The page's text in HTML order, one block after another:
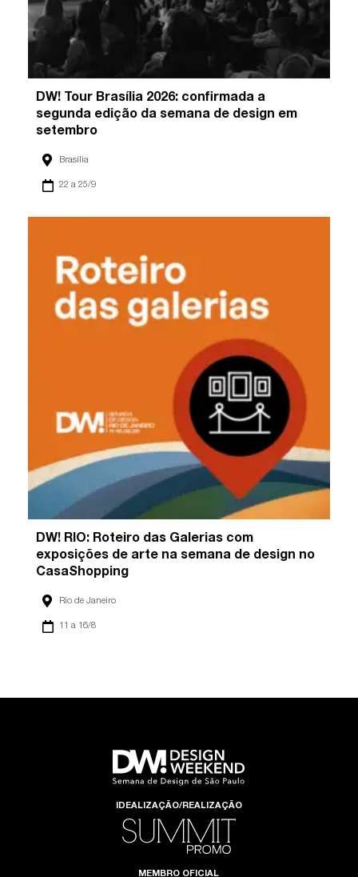
DW! Tour Brasília 2026: confirmada a
segunda edição da semana de design em
setembro
Brasília
22 a 25/9
DW! RIO: Roteiro das Galerias com
exposições de arte na semana de design no
CasaShopping
Rio de Janeiro
11 a 16/8
IDEALIZAÇÃO/REALIZAÇÃO
MEMBRO OFICIAL